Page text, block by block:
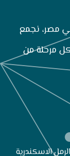
مصر، نجمع
مرحلة من